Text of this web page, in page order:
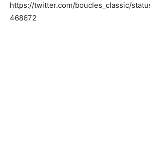
https://twitter.com/boucles_classic/
468672